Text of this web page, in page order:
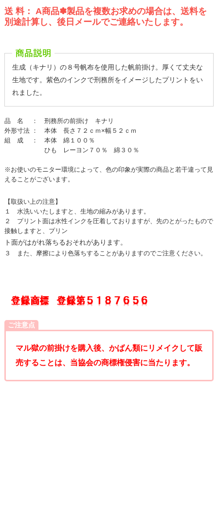
送 料： A商品✽製品を複数お求めの場合は、送料を
別途計算し、後日メールでご連絡いたします。
生成（キナリ）の８号帆布を使用した帆前掛け。厚くて丈夫な
生地です。紫色のインクで刑務所をイメージしたプリントをい
れました。
品 名 ： 刑務所の前掛け キナリ
外形寸法 ： 本体 長さ７２ｃｍ×幅５２ｃｍ
組 成 ： 本体 綿１００％
ひも レーヨン７０％ 綿３０％
※お使いのモニター環境によって、色の印象が実際の商品と若干違って見
えることがございます。
【取扱い上の注意】
１ 水洗いいたしますと、生地の縮みがあります。
２ プリント面は水性インクを圧着しておりますが、先のとがったもので
接触しますと、プリン
ト面がはがれ落ちるおそれがあります。
３ また、摩擦により色落ちすることがありますのでご注意ください。
ご注意点
マル獄の前掛けを購入後、かばん類にリメイクして販
売することは、当協会の商標権侵害に当たります。